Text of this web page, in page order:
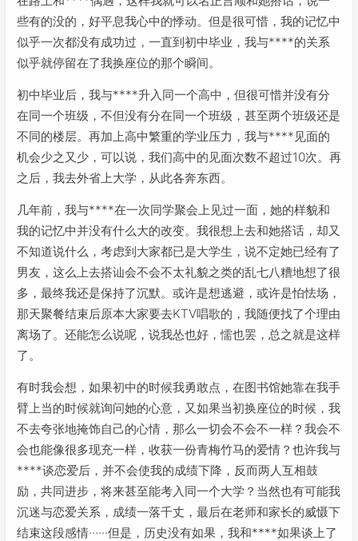
些有的没的，好平息我心中的悸动。但是很可惜，我的记忆中
似乎一次都没有成功过，一直到初中毕业，我与****的关系
似乎就停留在了我换座位的那个瞬间。
初中毕业后，我与****升入同一个高中，但很可惜并没有分
在同一个班级，不但没有分在同一个班级，甚至两个班级还是
不同的楼层。再加上高中繁重的学业压力，我与****见面的
机会少之又少，可以说，我们高中的见面次数不超过10次。再
之后，我去外省上大学，从此各奔东西。
几年前，我与****在一次同学聚会上见过一面，她的样貌和
我的记忆中并没有什么大的改变。我很想上去和她搭话，却又
不知道说什么，考虑到大家都已是大学生，说不定她已经有了
男友，这么上去搭讪会不会不太礼貌之类的乱七八糟地想了很
多，最终我还是保持了沉默。或许是想逃避，或许是怕怯场，
那天聚餐结束后原本大家要去KTV唱歌的，我随便找了个理由
离场了。还能怎么说呢，说我怂也好，懦也罢，总之就是这样
了。
有时我会想，如果初中的时候我勇敢点，在图书馆她靠在我手
臂上当的时候就询问她的心意，又如果当初换座位的时候，我
不去夸张地掩饰自己的心情，那么一切会不会不一样？我会不
会也能像很多现充一样，收获一份青梅竹马的爱情？也许我与
****谈恋爱后，并不会使我的成绩下降，反而两人互相鼓
励，共同进步，将来甚至能考入同一个大学？当然也有可能我
沉迷与恋爱关系，成绩一落千丈，最后在老师和家长的威慑下
结束这段感情······但是，历史没有如果，我和****如果谈上了